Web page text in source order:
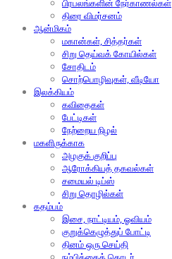
பிரபலங்களின் நேர்காணல்கள்
திரை விமர்சனம்
ஆன்மிகம்
மகான்கள், சித்தர்கள்
சிறு தெய்வக் கோயில்கள்
சோதிடம்
சொற்பொழிவுகள், வீடியோ
இலக்கியம்
கவிதைகள்
பேட்டிகள்
நேற்றைய நிழல்
மகளிருக்காக
அழகுக் குறிப்பு
ஆரோக்கியத் தகவல்கள்
சமையல் டிப்ஸ்
சிறு தொழில்கள்
கதம்பம்
இசை, நாட்டியம், ஓவியம்
குறுக்கெழுத்துப் போட்டி
தினம் ஒரு செய்தி